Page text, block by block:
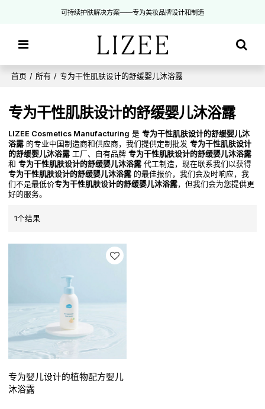
可持续护肤解决方案——专为美妆品牌设计和制造
首页 / 所有 / 专为干性肌肤设计的舒缓婴儿沐浴露
专为干性肌肤设计的舒缓婴儿沐浴露
LIZEE Cosmetics Manufacturing 是专为干性肌肤设计的舒缓婴儿沐
浴露 的专业中国制造商和供应商，我们提供定制批发专为干性肌肤设计
的舒缓婴儿沐浴露 工厂、自有品牌专为干性肌肤设计的舒缓婴儿沐浴露
和专为干性肌肤设计的舒缓婴儿沐浴露 代工制造，现在联系我们以获得
专为干性肌肤设计的舒缓婴儿沐浴露 的最佳报价，我们会及时响应，我
们不是最低价专为干性肌肤设计的舒缓婴儿沐浴露，但我们会为您提供更
好的服务。
1个结果
专为婴儿设计的植物配方婴儿
沐浴露